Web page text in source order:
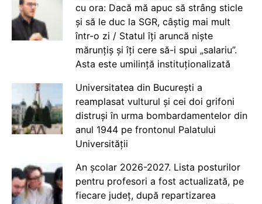
cu ora: Dacă mă apuc să strâng sticle
și să le duc la SGR, câștig mai mult
într-o zi / Statul îți aruncă niște
mărunțiș și îți cere să-i spui „salariu”.
Asta este umilință instituționalizată
Universitatea din București a
reamplasat vulturul și cei doi grifoni
distruși în urma bombardamentelor din
anul 1944 pe frontonul Palatului
Universității
An școlar 2026-2027. Lista posturilor
pentru profesori a fost actualizată, pe
fiecare județ, după repartizarea